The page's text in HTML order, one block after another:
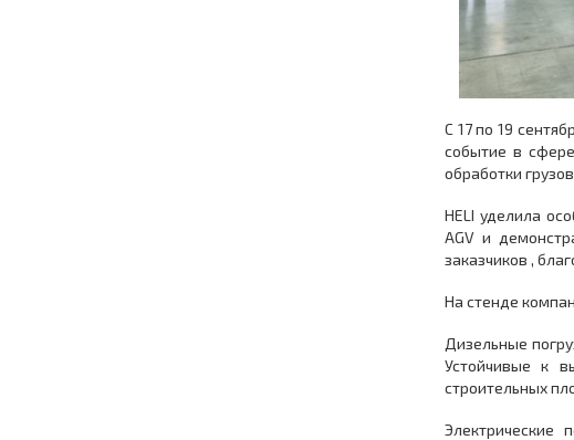
С 17 по 19
событие в
обработки грузов
HELI уделила
AGV и
заказчиков ,
На стенде
Дизельные
Устойчивые к
строительных
Электрические